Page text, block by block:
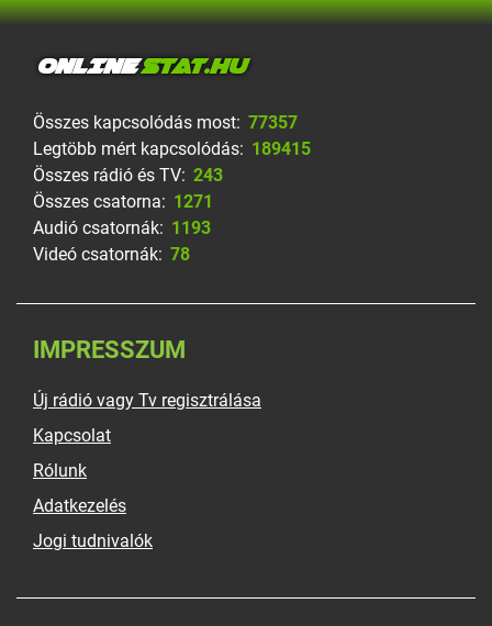
ONLINESTAT.HU
Összes kapcsolódás most: 77357
Legtöbb mért kapcsolódás: 189415
Összes rádió és TV: 243
Összes csatorna: 1271
Audió csatornák: 1193
Videó csatornák: 78
IMPRESSZUM
Új rádió vagy Tv regisztrálása
Kapcsolat
Rólunk
Adatkezelés
Jogi tudnivalók